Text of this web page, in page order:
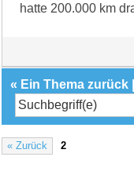
hatte 200.000 km
« Ein Thema zurück
« Zurück 2